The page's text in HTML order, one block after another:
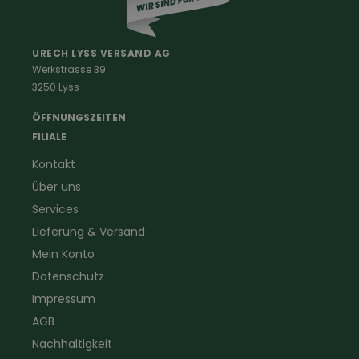
Schreinerbekleidung
Handwerker
Landwirtschaft
Kaminfeger
Gartenbau
Sanitär
Elektriker- und Installateur
Logistikbekleidung
Haus & Hof
URECH LYSS VERSAND AG
Werkstrasse 39
3250 Lyss
ÖFFNUNGSZEITEN
FILIALE
Kontakt
Über uns
Services
Lieferung & Versand
Mein Konto
Datenschutz
Impressum
AGB
Nachhaltigkeit